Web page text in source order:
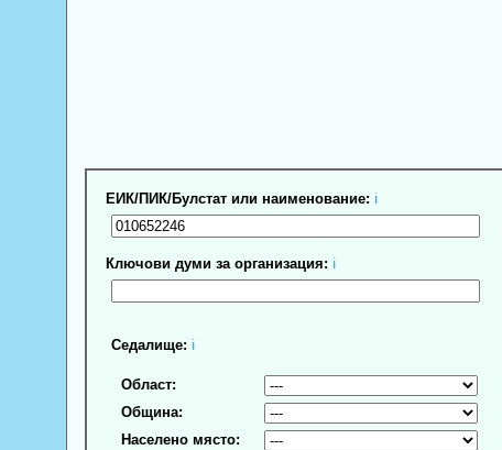
ЕИК/ПИК/Булстат или наименование: ℹ
Ключови думи за организация: ℹ
Седалище: ℹ
Област:
Община:
Населено място: